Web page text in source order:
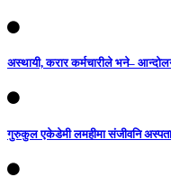
अस्थायी, करार कर्मचारीले भने–
गुरुकुल एकेडेमी लमहीमा संजीवनि